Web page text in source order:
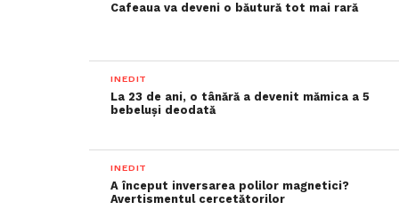
Cafeaua va deveni o băutură tot mai rară
INEDIT
La 23 de ani, o tânără a devenit mămica a 5
bebeluși deodată
INEDIT
A început inversarea polilor magnetici?
Avertismentul cercetătorilor